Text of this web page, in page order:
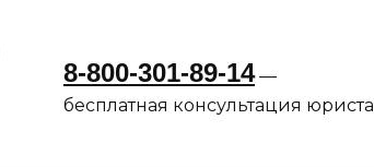
8-800-301-89-14—
бесплатная консультация юриста